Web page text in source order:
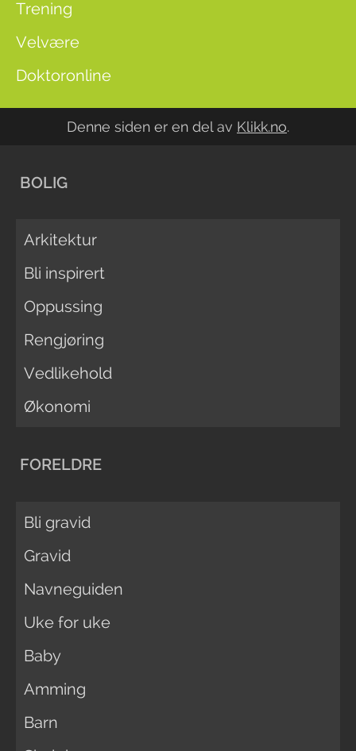
Trening
Velvære
Doktoronline
Denne siden er en del av Klikk.no.
BOLIG
Arkitektur
Bli inspirert
Oppussing
Rengjøring
Vedlikehold
Økonomi
FORELDRE
Bli gravid
Gravid
Navneguiden
Uke for uke
Baby
Amming
Barn